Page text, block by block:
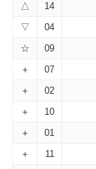
△
14
▽
04
☆
09
＋
07
＋
02
＋
10
＋
01
＋
11